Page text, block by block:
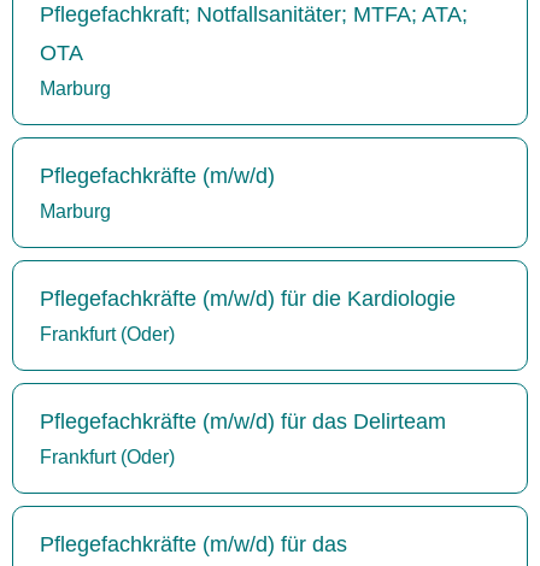
Pflegefachkraft; Notfallsanitäter; MTFA; ATA;
OTA
Marburg
Pflegefachkräfte (m/w/d)
Marburg
Pflegefachkräfte (m/w/d) für die Kardiologie
Frankfurt (Oder)
Pflegefachkräfte (m/w/d) für das Delirteam
Frankfurt (Oder)
Pflegefachkräfte (m/w/d) für das